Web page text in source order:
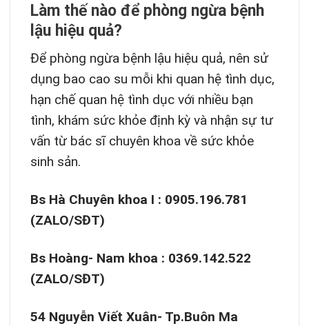
Làm thế nào để phòng ngừa bệnh
lậu hiệu quả?
Để phòng ngừa bệnh lậu hiệu quả, nên sử
dụng bao cao su mỗi khi quan hệ tình dục,
hạn chế quan hệ tình dục với nhiều bạn
tình, khám sức khỏe định kỳ và nhận sự tư
vấn từ bác sĩ chuyên khoa về sức khỏe
sinh sản.
Bs Hà Chuyên khoa I : 0905.196.781
(ZALO/SĐT)
Bs Hoàng- Nam khoa : 0369.142.522
(ZALO/SĐT)
54 Nguyễn Viết Xuân- Tp.Buôn Ma